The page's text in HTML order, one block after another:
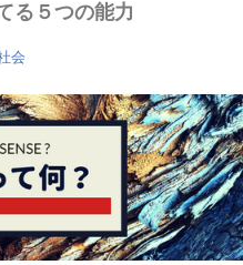
る５つの能力
会